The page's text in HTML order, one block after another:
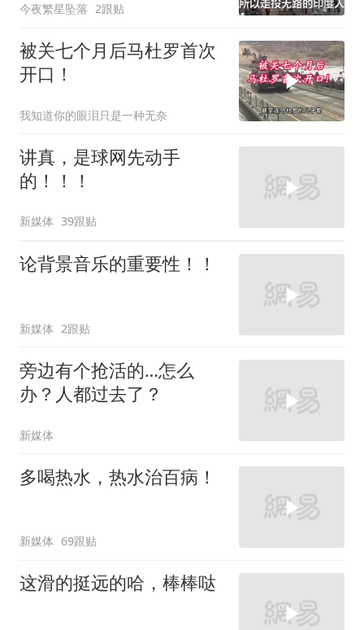
今夜繁星坠落 2跟贴
被关七个月后马杜罗首次
开口！
我知道你的眼泪只是一种无奈
讲真，是球网先动手
的！！！
新媒体 39跟贴
论背景音乐的重要性！！
新媒体 2跟贴
旁边有个抢活的…怎么
办？人都过去了？
新媒体
多喝热水，热水治百病！
新媒体 69跟贴
这滑的挺远的哈，棒棒哒